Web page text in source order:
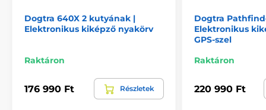
lépésben ...
Dogtra 640X 2 kutyának |
Elektronikus kiképző nyakörv
Raktáron
176 990 Ft Részletek
Dogtra
Elektronikus
GPS-szel
Raktáron
220 990 Ft